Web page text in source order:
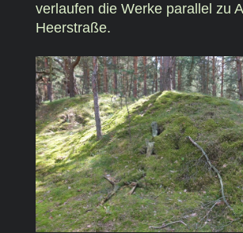
verlaufen die Werke parallel zu
Heerstraße.